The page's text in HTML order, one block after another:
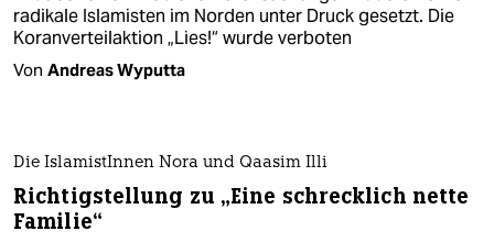
radikale Islamisten im Norden unter Druck gesetzt. Die
Koranverteilaktion „Lies!“ wurde verboten
Von Andreas Wyputta
Die IslamistInnen Nora und Qaasim Illi
Richtigstellung zu „Eine schrecklich nette
Familie“